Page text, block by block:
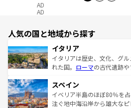
AD
AD
人気の国と地域から探す
イタリア
イタリアは歴史、文化、グ
れた国。 ローマの古代遺跡
ろん、トスカーナの美しい田
景など、自然景観も見逃せ
ピザやパスタなど、絶品の
スペイン
イベリア半島のほぼ80％を
注ぐ地中海沿岸から雄大な